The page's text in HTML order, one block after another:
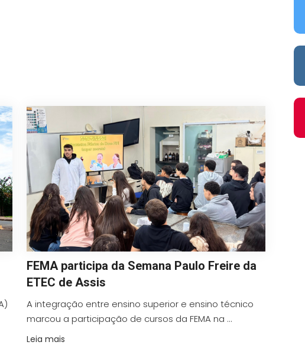
FEMA participa da Semana Paulo Freire da
ETEC de Assis
A integração entre ensino superior e ensino técnico
marcou a participação de cursos da FEMA na ...
Leia mais